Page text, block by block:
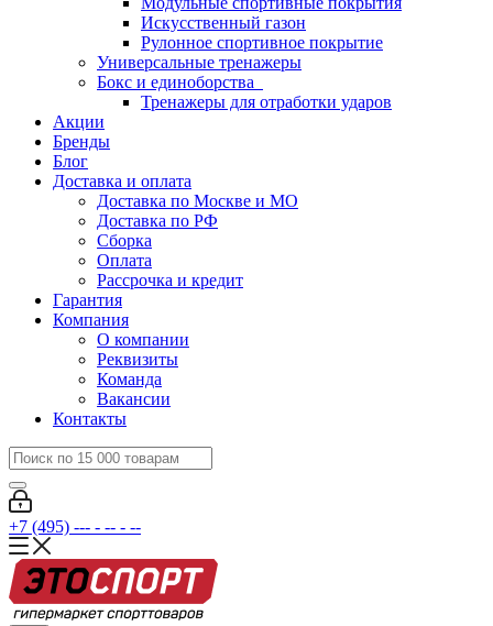
Искусственный газон
Рулонное спортивное покрытие
Универсальные тренажеры
Бокс и единоборства
Тренажеры для отработки ударов
Акции
Бренды
Блог
Доставка и оплата
Доставка по Москве и МО
Доставка по РФ
Сборка
Оплата
Рассрочка и кредит
Гарантия
Компания
О компании
Реквизиты
Команда
Вакансии
Контакты
+7 (495) --- - -- - --